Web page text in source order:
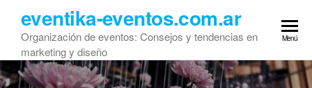
contenido
eventika-eventos.com.ar
Organización de eventos: Consejos y tendencias en
marketing y diseño
Menú